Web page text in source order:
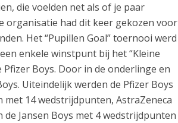
die voelden net als of je paar
organisatie had dit keer gekozen voor
Het “Pupillen Goal” toernooi werd
enkele winstpunt bij het “Kleine
Boys. Door in de onderlinge en
Uiteindelijk werden de Pfizer Boys
met 14 wedstrijdpunten, AstraZeneca
Jansen Boys met 4 wedstrijdpunten